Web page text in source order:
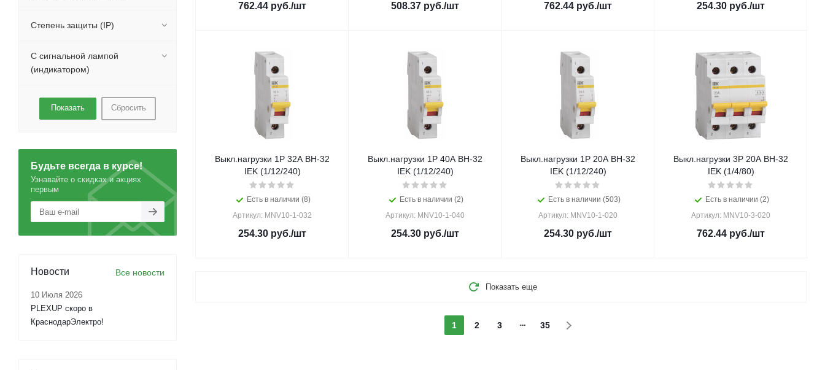
762.44 руб./шт 508.37 руб./шт 762.44 руб./шт 254.30 руб./шт
Выкл.нагрузки 1Р 32А ВН-32
IEK (1/12/240)
Есть в наличии (8)
Артикул: MNV10-1-032
254.30 руб./шт
Выкл.нагрузки 1Р 40А ВН-32
IEK (1/12/240)
Есть в наличии (2)
Артикул: MNV10-1-040
254.30 руб./шт
Выкл.нагрузки 1Р 20А ВН-32
IEK (1/12/240)
Есть в наличии (503)
Артикул: MNV10-1-020
254.30 руб./шт
Выкл.нагрузки 3Р 20А ВН-32
IEK (1/4/80)
Есть в наличии (2)
Артикул: MNV10-3-020
762.44 руб./шт
Показать еще
1 2 3 35
Степень защиты (IP)
С сигнальной лампой
(индикатором)
Сбросить
Будьте всегда в курсе!
Узнавайте о скидках и акциях
первым
Новости Все новости
10 Июля 2026
PLEXUP скоро в
КраснодарЭлектро!